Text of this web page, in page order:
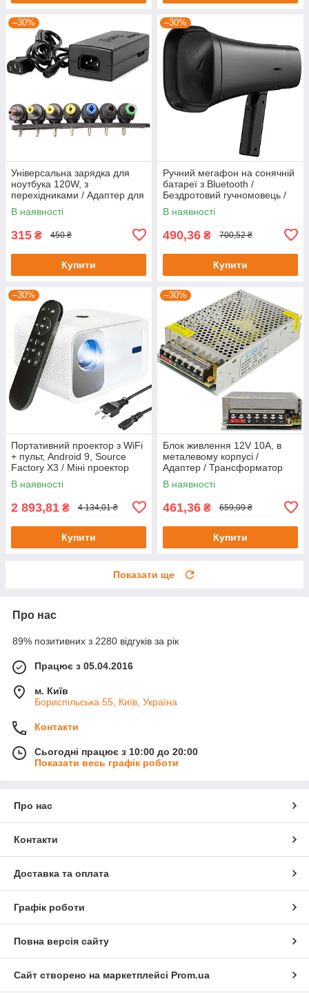
–30%
Універсальна зарядка для
ноутбука 120W, з
перехідниками / Адаптер для
ноутбука / Блок живлення
для ноутбука
В наявності
315 ₴ 450 ₴
Купити
–30%
Ручний мегафон на сонячній
батареї з Bluetooth /
Бездротовий гучномовець /
Акумуляторний мегафон
В наявності
490,36 ₴ 700,52 ₴
Купити
–30%
Портативний проектор з WiFi
+ пульт, Android 9, Source
Factory X3 / Міні проектор
для смартфона
В наявності
2 893,81 ₴ 4 134,01 ₴
Купити
–30%
Блок живлення 12V 10A, в
металевому корпусі /
Адаптер / Трансформатор
для світлодіодної стрічки
В наявності
461,36 ₴ 659,09 ₴
Купити
Показати ще
Про нас
89% позитивних з 2280 відгуків за рік
Працює з 05.04.2016
м. Київ
Бориспільська 55, Київ, Україна
Контакти
Сьогодні працює з 10:00 до 20:00
Показати весь графік роботи
Про нас
Контакти
Доставка та оплата
Графік роботи
Повна версія сайту
Сайт створено на маркетплейсі Prom.ua